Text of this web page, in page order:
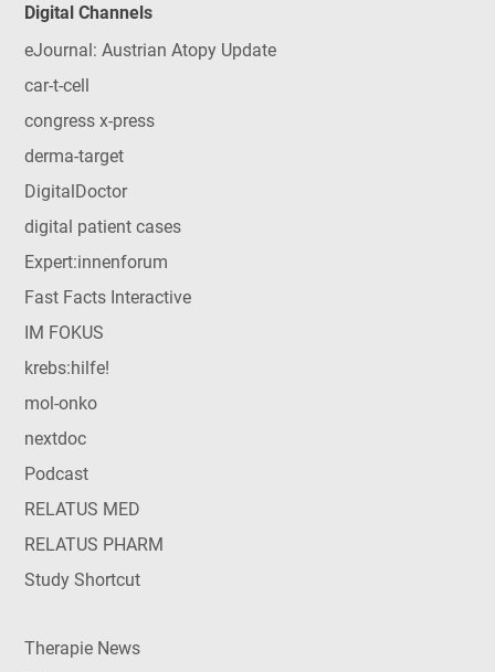
Digital Channels
eJournal: Austrian Atopy Update
car-t-cell
congress x-press
derma-target
DigitalDoctor
digital patient cases
Expert:innenforum
Fast Facts Interactive
IM FOKUS
krebs:hilfe!
mol-onko
nextdoc
Podcast
RELATUS MED
RELATUS PHARM
Study Shortcut
Therapie News